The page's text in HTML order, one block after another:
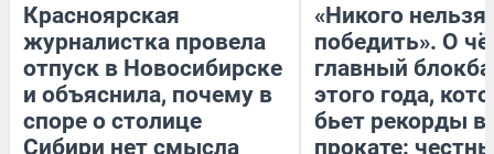
Красноярская
журналистка провела
отпуск в Новосибирске
и объяснила, почему в
споре о столице
Сибири нет смысла
«Никого нельзя
победить». О
главный
этого года,
бьет рекорды в
прокате: